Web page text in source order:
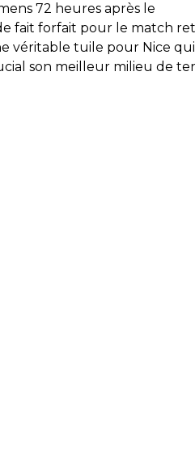
72 heures après le
fait forfait pour le match
véritable tuile pour Nice
son meilleur milieu de